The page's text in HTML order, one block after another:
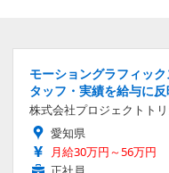
モーショングラフィッ
タッフ・実績を給与に
株式会社プロジェクトト
愛知県
月給30万円～56万円